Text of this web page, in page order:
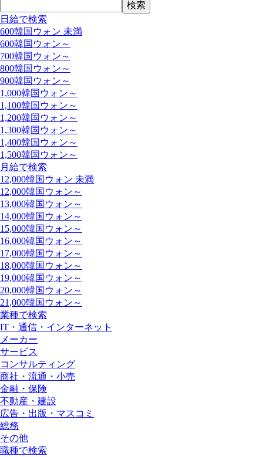
日給で検索
600韓国ウォン 未満
600韓国ウォン～
700韓国ウォン～
800韓国ウォン～
900韓国ウォン～
1,000韓国ウォン～
1,100韓国ウォン～
1,200韓国ウォン～
1,300韓国ウォン～
1,400韓国ウォン～
1,500韓国ウォン～
月給で検索
12,000韓国ウォン 未満
12,000韓国ウォン～
13,000韓国ウォン～
14,000韓国ウォン～
15,000韓国ウォン～
16,000韓国ウォン～
17,000韓国ウォン～
18,000韓国ウォン～
19,000韓国ウォン～
20,000韓国ウォン～
21,000韓国ウォン～
業種で検索
IT・通信・インターネット
メーカー
サービス
コンサルティング
商社・流通・小売
金融・保険
不動産・建設
広告・出版・マスコミ
総務
その他
職種で検索